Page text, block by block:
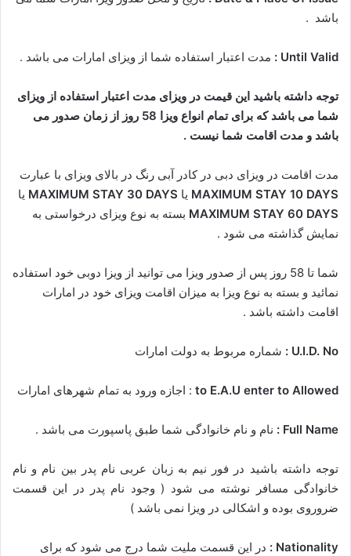
باشد .
Until Valid : مدت اعتبار استفاده شما از ویزای امارات می باشد .
توجه داشته باشید این قیمت در ویزای مدت اعتبار استفاده از ویزای
شما می باشد که برای تمام انواع ویزا 58 روز از زمان صدور می
باشد و مدت اقامت شما نیست .
مدت اقامت در ویزای دبی در کادر آبی رنگ در بالای ویزای با عبارت
MAXIMUM STAY 10 DAYS یا MAXIMUM STAY 30 DAYS یا
MAXIMUM STAY 60 DAYS بسته به نوع ویزای درخواستی به
نمایش گذاشته می شود .
شما تا 58 روز پس از صدور ویزا می توانید از ویزا دوبی خود استفاده
نمائید و بسته به نوع ویزا به میزان اقامت ویزای خود در امارات
اقامت داشته باشد .
U.I.D. No : شماره مربوط به دولت امارات
to E.A.U enter to Allowed : اجازه ورود به تمام شهرهای امارات
Full Name : نام و نام خانوادگی شما طبق پاسپورت می باشد .
توجه داشته باشید در فور نیم به زبان عربی نام پدر بین نام و نام
خانوادگی مسافر نوشته می شود ( وجود نام پدر در این قسمت
ضروروی بوده و اشکالی در ویزا نمی باشد )
Nationality :
در این قسمت ملیت شما درج می شود که برای